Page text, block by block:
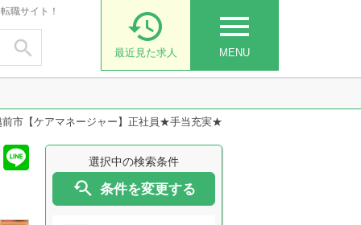
職サイト！

menu
MENU

最近見た求人
前市【ケアマネージャー】正社員★手当充実★
選択中の検索条件
 条件を変更する